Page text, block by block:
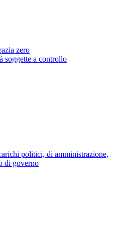
zero
soggette a controllo
politici, di amministrazione,
di governo